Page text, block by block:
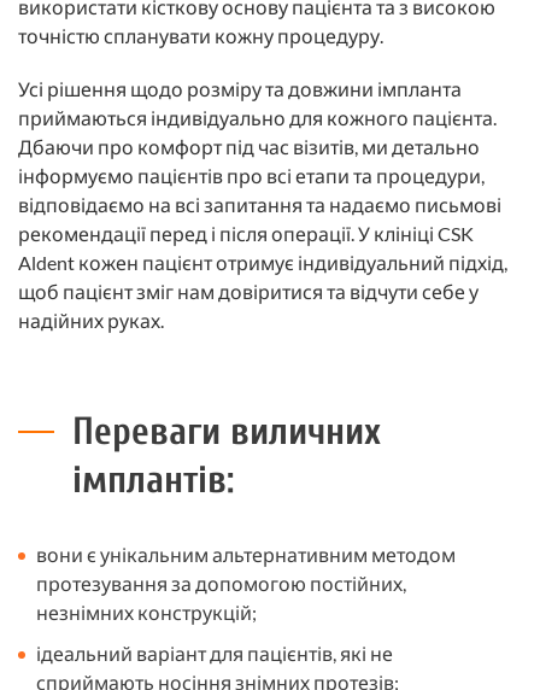
використати кісткову основу пацієнта та з високою
точністю спланувати кожну процедуру.
Усі рішення щодо розміру та довжини імпланта
приймаються індивідуально для кожного пацієнта.
Дбаючи про комфорт під час візитів, ми детально
інформуємо пацієнтів про всі етапи та процедури,
відповідаємо на всі запитання та надаємо письмові
рекомендації перед і після операції. У клініці CSK
Aldent кожен пацієнт отримує індивідуальний підхід,
щоб пацієнт зміг нам довіритися та відчути себе у
надійних руках.
Переваги виличних
імплантів:
вони є унікальним альтернативним методом
протезування за допомогою постійних,
незнімних конструкцій;
ідеальний варіант для пацієнтів, які не
сприймають носіння знімних протезів;